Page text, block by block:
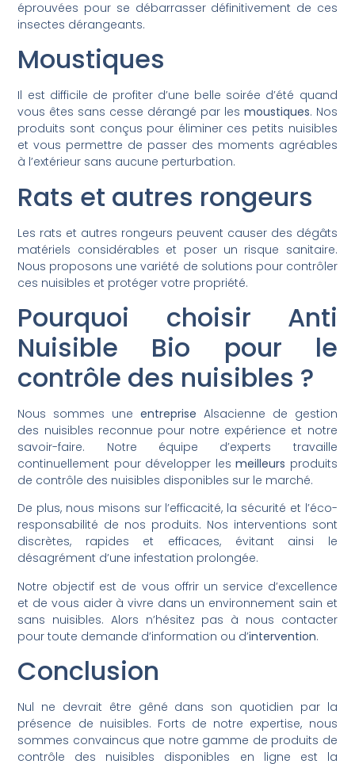
éprouvées pour se débarrasser définitivement de ces
insectes dérangeants.
Moustiques
Il est difficile de profiter d’une belle soirée d’été quand
vous êtes sans cesse dérangé par les moustiques. Nos
produits sont conçus pour éliminer ces petits nuisibles
et vous permettre de passer des moments agréables
à l’extérieur sans aucune perturbation.
Rats et autres rongeurs
Les rats et autres rongeurs peuvent causer des dégâts
matériels considérables et poser un risque sanitaire.
Nous proposons une variété de solutions pour contrôler
ces nuisibles et protéger votre propriété.
Pourquoi choisir Anti
Nuisible Bio pour le
contrôle des nuisibles ?
Nous sommes une entreprise Alsacienne de gestion
des nuisibles reconnue pour notre expérience et notre
savoir-faire. Notre équipe d’experts travaille
continuellement pour développer lesmeilleurs produits
de contrôle des nuisibles disponibles sur le marché.
De plus, nous misons sur l’efficacité, la sécurité et l’éco-
responsabilité de nos produits. Nos interventions sont
discrètes, rapides et efficaces, évitant ainsi le
désagrément d’une infestation prolongée.
Notre objectif est de vous offrir un service d’excellence
et de vous aider à vivre dans un environnement sain et
sans nuisibles. Alors n’hésitez pas à nous contacter
pour toute demande d’information ou d’intervention.
Conclusion
Nul ne devrait être gêné dans son quotidien par la
présence de nuisibles. Forts de notre expertise, nous
sommes convaincus que notre gamme de produits de
contrôle des nuisibles disponibles en ligne est la